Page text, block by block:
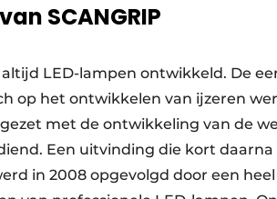
SCANGRIP
altijd LED-lampen ontwikkeld. De
op het ontwikkelen van ijzeren
met de ontwikkeling van de
Een uitvinding die kort
in 2008 opgevolgd door een